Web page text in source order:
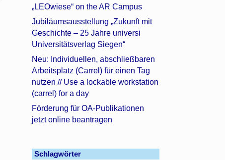
„LEOwiese“ on the AR Campus
Jubiläumsausstellung „Zukunft mit
Geschichte – 25 Jahre universi
Universitätsverlag Siegen“
Neu: Individuellen, abschließbaren
Arbeitsplatz (Carrel) für einen Tag
nutzen // Use a lockable workstation
(carrel) for a day
Förderung für OA-Publikationen
jetzt online beantragen
Schlagwörter